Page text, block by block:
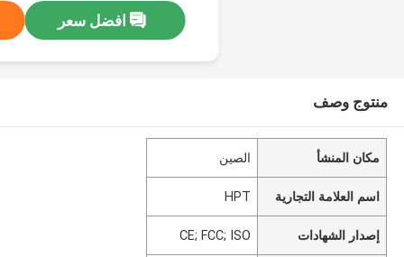
افضل سعر
منتوج وصف
مكان المنشأ الصين
اسم العلامة التجارية HPT
إصدار الشهادات CE; FCC; ISO